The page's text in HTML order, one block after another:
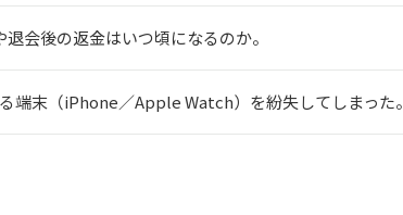
会後の返金はいつ頃になるのか。
端末（iPhone／Apple Watch）を紛失してしまった。